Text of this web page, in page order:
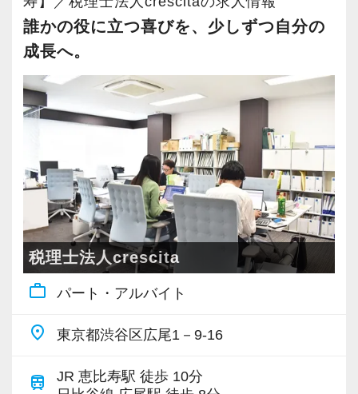
ので、安心して仲間と一緒に働く楽しさと自分
の成⻑を日々実感して頂けると思います。
自分が「将来こうなりたい」「こんな風に成⻑
したい」「こういうサービスを提供したい」と
いう夢を語れる若いパワーのある方を求めてい
ます。
新しい扉を開けるのはとても勇気がいることで
すが、輝ける未来のために一歩を踏み出して一
緒に頑張っていきませんか？
【現役スタッフの声】
インターンから新卒で入社しました。
うくらい実践に近い形の業務を任されて大変な1
ることができました。
ジできます。
【定期的な班替えや席替えで、より多くのこと
を学べる体制！】
当社ではフリーアドレスと固定席を併用しなが
ら業務を行っています。
そのなかで定期的な席替えやチームの班替えを
実施。得意分野や経験の異なる様々な人と一緒
に仕事を行うことで、より柔軟かつ多彩なノウ
ハウや知識を身に付けられる体制を整えていま
す。
また関西・関東とそれぞれの拠点での交流もあ
り、オンライン・オフラインを問わず気軽に話
し合える社風です。
り】
ェック体制、OJT、ノウハウ共有も整えていま
す。
■生産性を、待遇に還元
AI・クラウド活用による生産性向上と事業成長
の成果を、働く人にも還元。
2022年11月、2025年7月にそれぞれ5％、2026
年10月にはパート職を含む全職種を対象に10％
のベースアップを実施します。
■仕事もイベントも、本気で楽しむ
「所長」「先生」と呼び合わないフラットな文
化に加え、リモート勤務や時差出勤など柔軟な
働き方を整えています。
ワーケーション、部活動、社内イベントも豊富
です。
誰かの役に立つ喜びを、少しずつ自分の
成長へ。
税理士法人crescita
work_outline パート・アルバイト
place 東京都渋谷区広尾1－9-16
train
JR 恵比寿駅 徒歩 10分